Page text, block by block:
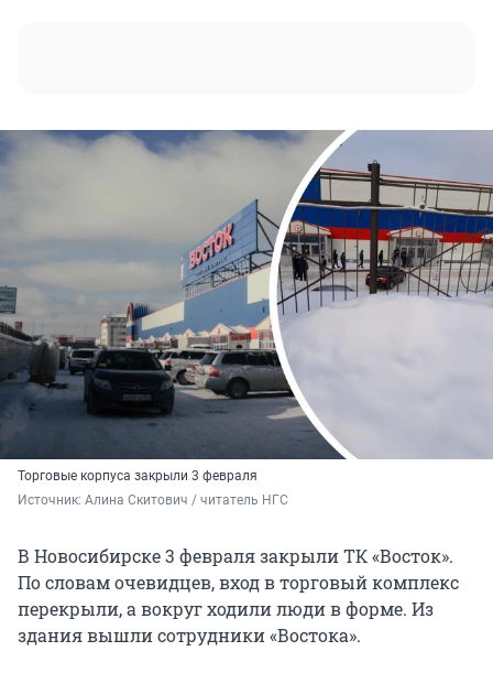
Торговые корпуса закрыли 3 февраля
Источник: Алина Скитович / читатель НГС
В Новосибирске 3 февраля закрыли ТК «Восток».
По словам очевидцев, вход в торговый комплекс
перекрыли, а вокруг ходили люди в форме. Из
здания вышли сотрудники «Востока».